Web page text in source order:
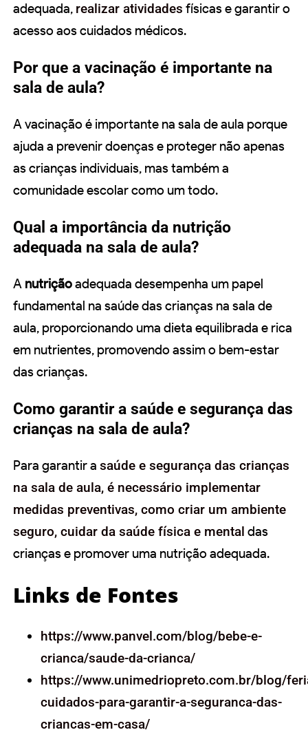
adequada, realizar atividades físicas e garantir o
acesso aos cuidados médicos.
Por que a vacinação é importante na
sala de aula?
A vacinação é importante na sala de aula porque
ajuda a prevenir doenças e proteger não apenas
as crianças individuais, mas também a
comunidade escolar como um todo.
Qual a importância da nutrição
adequada na sala de aula?
A nutriçãoadequada desempenha um papel
fundamental na saúde das crianças na sala de
aula, proporcionando uma dieta equilibrada e rica
em nutrientes, promovendo assim o bem-estar
das crianças.
Como garantir a saúde e segurança das
crianças na sala de aula?
Para garantir a saúde e segurança das crianças
na sala de aula, é necessário implementar
medidas preventivas, como criar um ambiente
seguro, cuidar da saúde física e mental das
crianças e promover uma nutrição adequada.
Links de Fontes
https://www.panvel.com/blog/bebe-e-
crianca/saude-da-crianca/
https://www.unimedriopreto.com.br/blog/
cuidados-para-garantir-a-seguranca-das-
criancas-em-casa/